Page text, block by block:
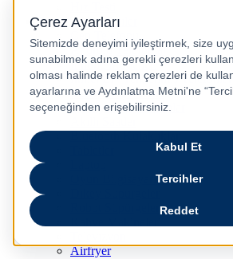
Popüler Kategoriler
Android Telefonlar
iPhone Modelleri
İkinci El / Yenilenmiş Telefonlar
Yenilenmiş iPhone
5G Uyumlu Telefonlar
Oyun Bilgisayarları
Airfryer